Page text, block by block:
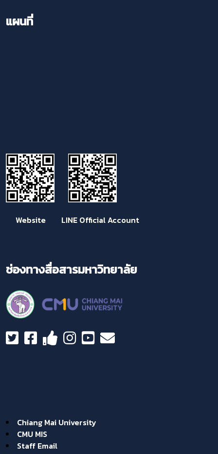
แผนที่
Website LINE Official Account
ช่องทางสื่อสารมหาวิทยาลัย
Chiang Mai University
CMU MIS
Staff Email